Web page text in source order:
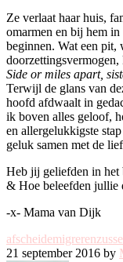
Ze verlaat haar huis,
omarmen en bij hem
beginnen. Wat een pit,
Side or miles apart,
Terwijl de glans van
hoofd afdwaalt in
ik boven alles geloof,
en allergelukkigste
geluk samen met de
Heb jij geliefden in het
& Hoe beleefden jullie
-x- Mama van Dijk
afscheidemigreren
21 september 2016 by